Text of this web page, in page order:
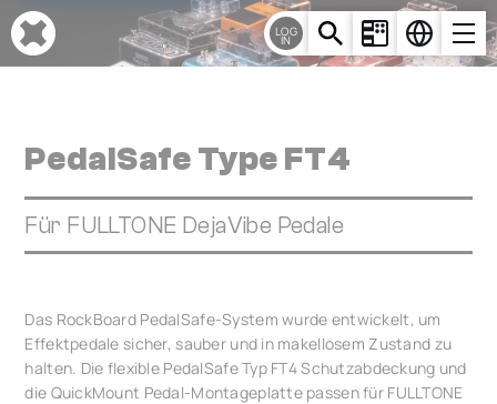
Cookie-Einstellungen
LOG
IN
PedalSafe Type FT4
Für FULLTONE DejaVibe Pedale
Das RockBoard PedalSafe-System wurde entwickelt, um
Effektpedale sicher, sauber und in makellosem Zustand zu
halten. Die flexible PedalSafe Typ FT4 Schutzabdeckung und
die QuickMount Pedal-Montageplatte passen für FULLTONE